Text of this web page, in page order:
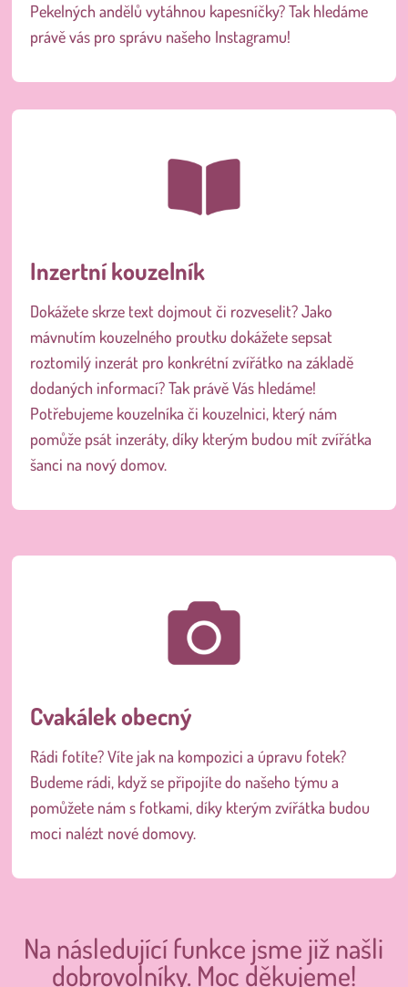
Pekelných andělů vytáhnou kapesníčky? Tak hledáme
právě vás pro správu našeho Instagramu!
Inzertní kouzelník
Dokážete skrze text dojmout či rozveselit? Jako
mávnutím kouzelného proutku dokážete sepsat
roztomilý inzerát pro konkrétní zvířátko na základě
dodaných informací? Tak právě Vás hledáme!
Potřebujeme kouzelníka či kouzelnici, který nám
pomůže psát inzeráty, díky kterým budou mít zvířátka
šanci na nový domov.
Cvakálek obecný
Rádi fotíte? Víte jak na kompozici a úpravu fotek?
Budeme rádi, když se připojíte do našeho týmu a
pomůžete nám s fotkami, díky kterým zvířátka budou
moci nalézt nové domovy.
Na následující funkce jsme již našli
dobrovolníky. Moc děkujeme!